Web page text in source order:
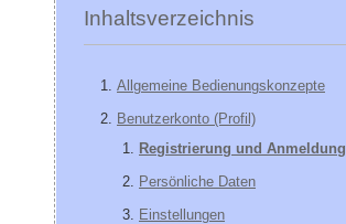
Inhaltsverzeichnis
Allgemeine Bedienungskonzepte
Benutzerkonto (Profil)
Registrierung und Anmeldung
Persönliche Daten
Einstellungen